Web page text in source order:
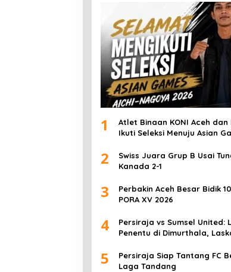
1
Atlet Binaan KONI Aceh dan
Ikuti Seleksi Menuju Asian
2
Swiss Juara Grup B Usai
Kanada 2-1
3
Perbakin Aceh Besar Bidik
PORA XV 2026
4
Persiraja vs Sumsel United:
Penentu di Dimurthala,
5
Persiraja Siap Tantang FC
Laga Tandang